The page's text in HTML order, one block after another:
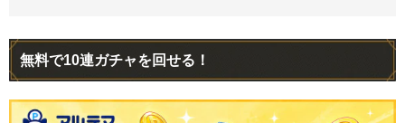
無料で10連ガチャを回せる！